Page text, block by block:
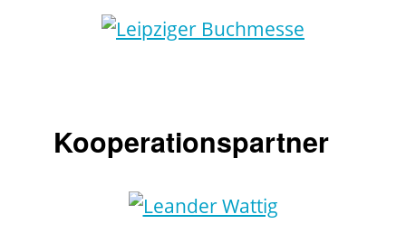
Kooperationspartner